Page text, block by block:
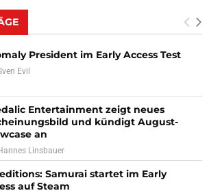
President im Early Access Test
Evil
Entertainment zeigt neues
und kündigt August-
an
Linsbauer
Samurai startet im Early
auf Steam